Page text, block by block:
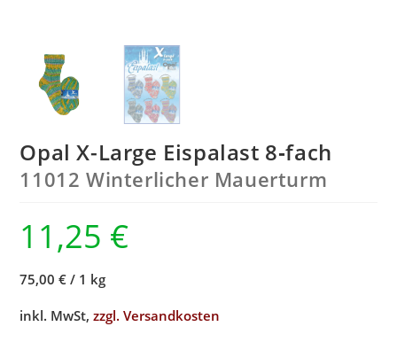
Opal X-Large Eispalast 8‑fach
11012 Winterlicher Mauerturm
11,25 €
75,00 € / 1 kg
inkl. MwSt,zzgl. Versandkosten